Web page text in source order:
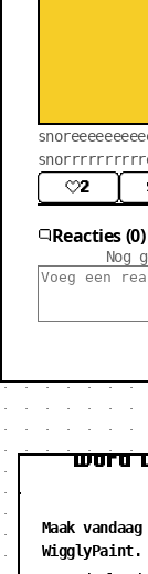
2
Reacties (0)
Nog
Word
Maak
WigglyPaint.